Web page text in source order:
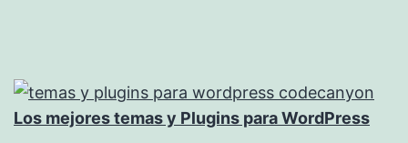
Los mejores temas y Plugins para WordPress